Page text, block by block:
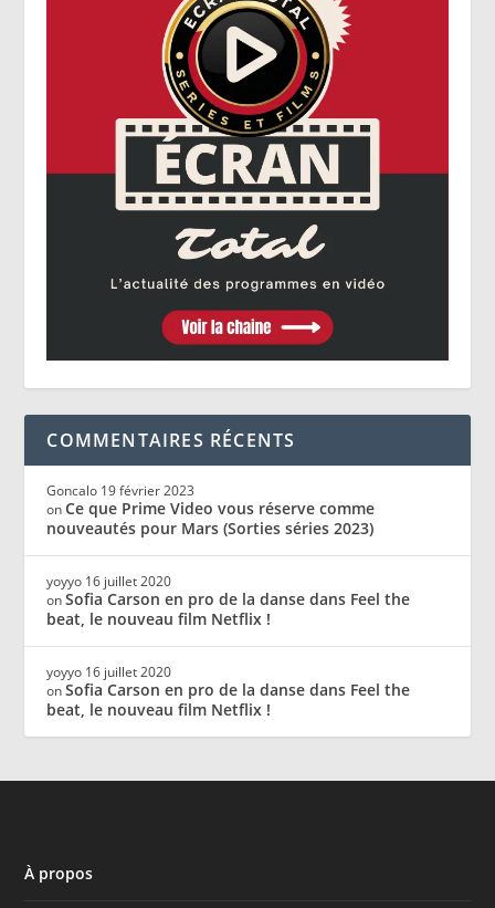
COMMENTAIRES RÉCENTS
Goncalo 19 février 2023
onCe que Prime Video vous réserve comme
nouveautés pour Mars (Sorties séries 2023)
yoyyo 16 juillet 2020
onSofia Carson en pro de la danse dans Feel the
beat, le nouveau film Netflix !
yoyyo 16 juillet 2020
onSofia Carson en pro de la danse dans Feel the
beat, le nouveau film Netflix !
À propos